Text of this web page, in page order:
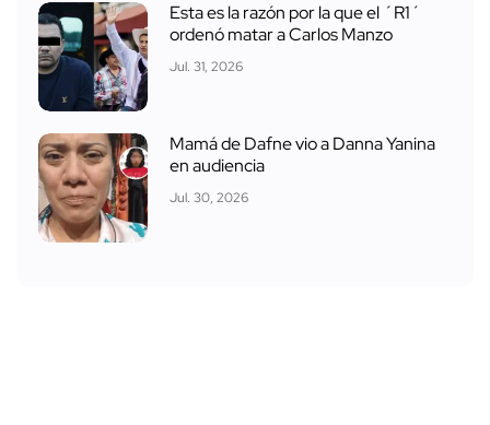
Esta es la razón por la que el ´R1´
ordenó matar a Carlos Manzo
Jul. 31, 2026
Mamá de Dafne vio a Danna Yanina
en audiencia
Jul. 30, 2026